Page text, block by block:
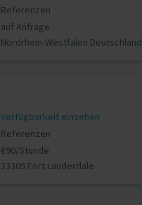
Referenzen
auf Anfrage
Nordrhein-Westfalen Deutschland
Verfügbarkeit einsehen
Referenzen
€90/Stunde
33309 Fort Lauderdale